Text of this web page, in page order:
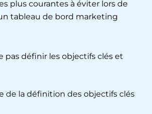
plus courantes à éviter lors de
tableau de bord marketing
pas définir les objectifs clés et
de la définition des objectifs clés